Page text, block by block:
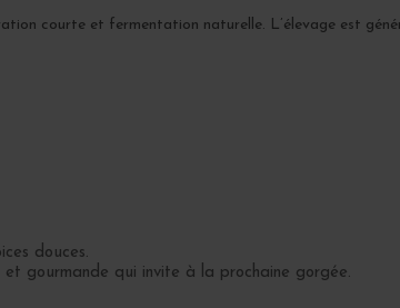
courte et fermentation naturelle. L’élevage est
douces.
gourmande qui invite à la prochaine gorgée.